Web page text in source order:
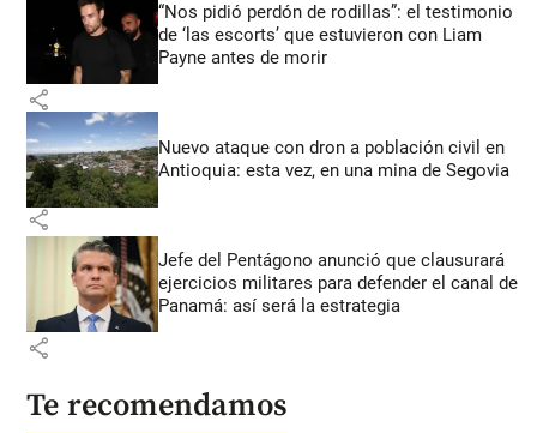
“Nos pidió perdón de rodillas”: el testimonio
de ‘las escorts’ que estuvieron con Liam
Payne antes de morir
share
Nuevo ataque con dron a población civil en
Antioquia: esta vez, en una mina de Segovia
share
Jefe del Pentágono anunció que clausurará
ejercicios militares para defender el canal de
Panamá: así será la estrategia
share
Te recomendamos